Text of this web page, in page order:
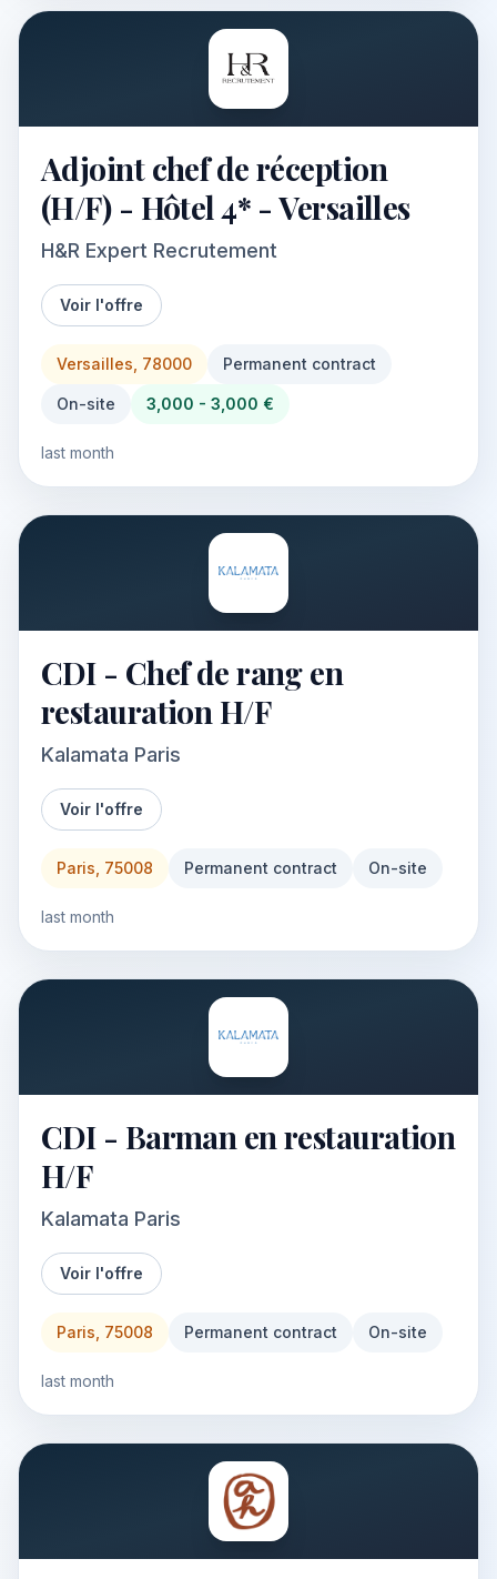
Adjoint chef de réception
(H/F) - Hôtel 4* - Versailles
H&R Expert Recrutement
Voir l'offre
Versailles, 78000 Permanent contract
On-site 3,000 - 3,000 €
last month
CDI - Chef de rang en
restauration H/F
Kalamata Paris
Voir l'offre
Paris, 75008 Permanent contract On-site
last month
CDI - Barman en restauration
H/F
Kalamata Paris
Voir l'offre
Paris, 75008 Permanent contract On-site
last month